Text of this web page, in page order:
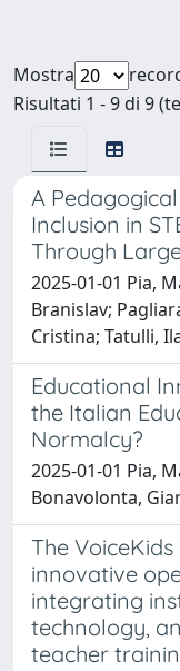
Mostra
Risultati 1 - 9 di 9
A
Inclusion in
Through
2025-01-01 Pia,
Branislav;
Cristina; Tatulli,
Educational
the Italian
Normalcy?
2025-01-01 Pia,
Bonavolonta,
The
innovative
integrating
technology,
teacher